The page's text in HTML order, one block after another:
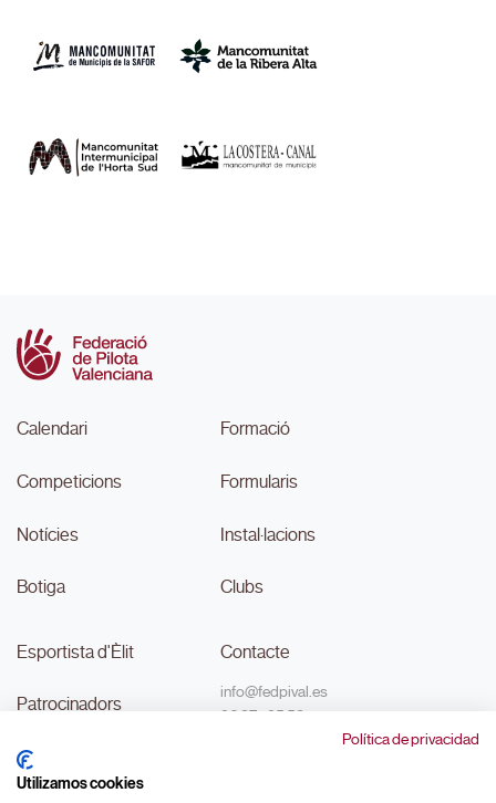
Política de privacidad
Utilizamos cookies
Calendari
Competicions
Notícies
Botiga
Formació
Formularis
Instal·lacions
Clubs
Esportista d'Èlit
Patrocinadors
Transparència
Contacte
info@fedpival.es
96 374 95 58
C/Marqués de Sant Joan nº 32,